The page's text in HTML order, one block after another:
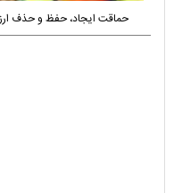
حماقت ایجاد، حفظ و حذف